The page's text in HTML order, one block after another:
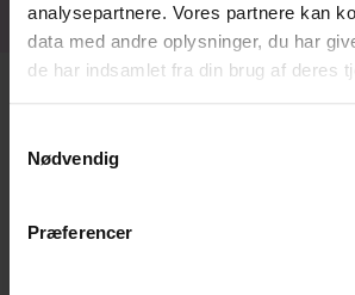
analysepartnere. Vores partnere kan
data med andre oplysninger, du har
de har indsamlet fra din brug af deres
Nødvendig
Præferencer
Fik du svar eller brænder du stadig inde
Du er velkommen til at chatte med os,